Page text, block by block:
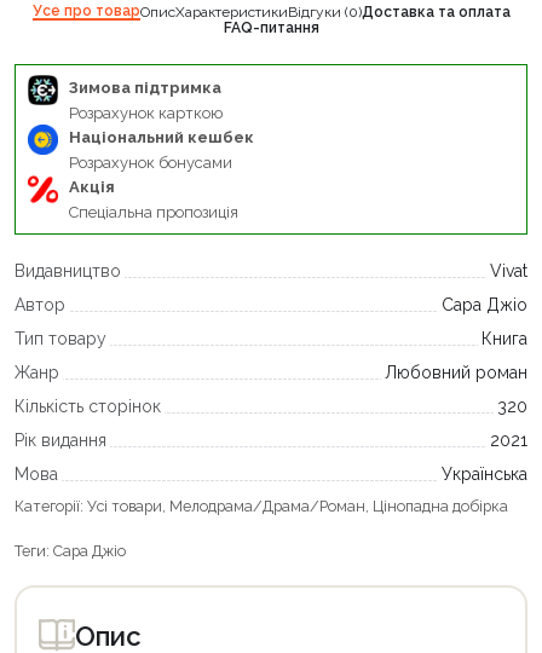
Усе про товарОписХарактеристикиВідгуки (0)Доставка та оплата
FAQ-питання
Зимова підтримка
Розрахунок карткою
Національний кешбек
Розрахунок бонусами
Акція
Спеціальна пропозиція
Видавництво
Vivat
Автор
Сара Джіо
Тип товару
Книга
Жанр
Любовний роман
Кількість сторінок
320
Рік видання
2021
Мова
Українська
Категорії: Усі товари Мелодрама/Драма/Роман Цінопадна добірка
Теги: Сара Джіо
Опис